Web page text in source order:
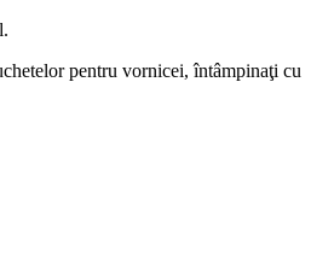
pentru vornicei, întâmpinaţi cu